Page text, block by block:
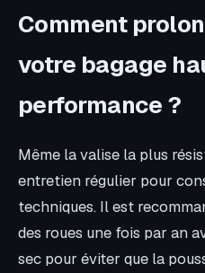
Comment
votre bagage
performance ?
Même la valise la plus
entretien régulier pour
techniques. Il est
des roues une fois par an
sec pour éviter que la